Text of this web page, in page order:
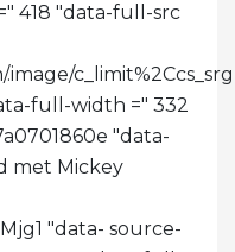
418 "data-full-src
full-width =" 332
"data-
met Mickey
"data- source-